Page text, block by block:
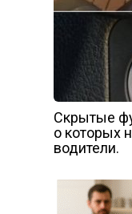
Скрытые
о которых
водители.